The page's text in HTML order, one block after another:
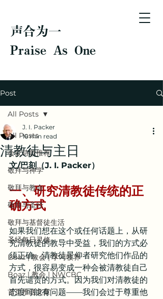
声合为一
Praise As One
Post
All Posts
会众诗歌推荐
敬拜与神学
敬拜与教会
敬拜与圣经
敬拜与基督徒生活
圣经每日灵修
Boaz | 教会 | 学习牧养
Boaz | 教会 | NWCBC
首页推送文章
All Posts
清教徒与主日
J. I. Packer
16 min read
文/巴刻（J. I. Packer）
一、研究清教徒传统的正
确方式
如果我们想在这个或任何话题上，从研
究清教徒的教导中受益，我们的方式必
须正确。清教徒景仰者研究他们作品的
方式，很容易变成一种会被清教徒自己
首先谴责的方式。因为我们对清教徒的
态度可能有问题——我们会过于尊重他